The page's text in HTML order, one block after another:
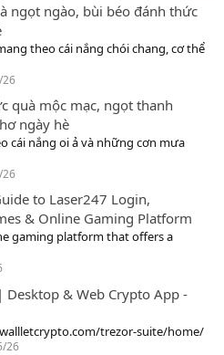
ngọt ngào, bùi béo đánh thức
theo cái nắng chói chang, cơ thể
26
quà mộc mạc, ngọt thanh
ngày hè
cái nắng oi ả và những cơn mưa
26
to Laser247 Login,
& Online Gaming Platform
gaming platform that offers a
Desktop & Web Crypto App -
trezor-suite/home/
26